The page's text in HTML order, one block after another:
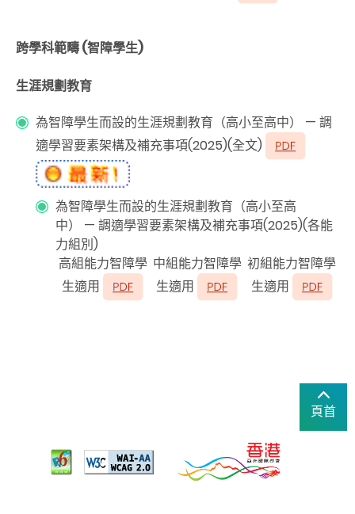
跨學科範疇(智障學生)
生涯規劃教育
為智障學生而設的生涯規劃教育（高小至高中） — 調
適學習要素架構及補充事項(2025)(全文)
為智障學生而設的生涯規劃教育（高小至高
中） — 調適學習要素架構及補充事項(2025)(各能
力組別)
高組能力智障學
生適用
中組能力智障學
生適用
初組能力智障學
生適用
頁首